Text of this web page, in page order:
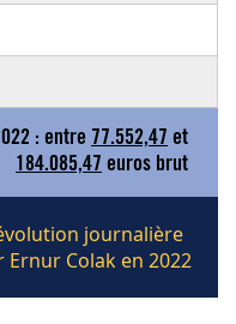
: entre 77.552,47 et
184.085,47 euros brut
journalière
Colak en 2022